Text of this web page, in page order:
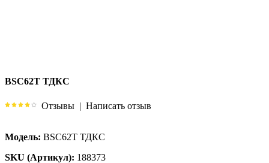
BSC62T ТДКС
Отзывы | Написать отзыв
Модель: BSC62T ТДКС
SKU (Артикул): 188373